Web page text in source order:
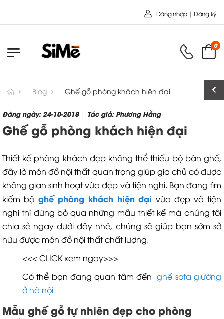
Chào mừng bạn đến với Nội
Đăng nhập | Đăng ký
0
Blog Ghế gỗ phòng khách hiện đại
Đăng ngày: 24-10-2018| Tác giả: Phương Hằng
Ghế gỗ phòng khách hiện đại
Thiết kế phòng khách đẹp không thể thiếu bộ bàn ghế,
đây là món đồ nội thất quan trọng giúp gia chủ có được
không gian sinh hoạt vừa đẹp và tiện nghi. Bạn đang tìm
kiếm bộghế phòng khách hiện đạivừa đẹp và tiện
nghi thì đừng bỏ qua những mẫu thiết kế mà chúng tôi
chia sẻ ngay dưới đây nhé, chúng sẽ giúp bạn sớm sở
hữu được món đồ nội thất chất lượng.
<<< CLICK xem ngay>>>
Có thể bạn đang quan tâm đếnghế sofa giường
ở hà nội
Mẫu ghế gỗ tự nhiên đẹp cho phòng